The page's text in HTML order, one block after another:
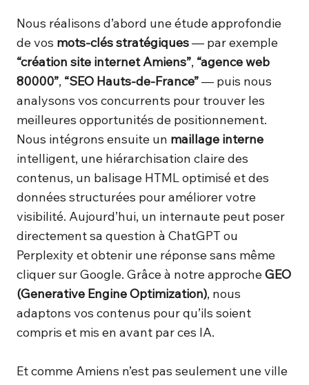
Nous réalisons d’abord une étude approfondie
de vos mots-clés stratégiques— par exemple
“création site internet Amiens”, “agence web
80000”, “SEO Hauts-de-France”— puis nous
analysons vos concurrents pour trouver les
meilleures opportunités de positionnement.
Nous intégrons ensuite un maillage interne
intelligent, une hiérarchisation claire des
contenus, un balisage HTML optimisé et des
données structurées pour améliorer votre
visibilité. Aujourd’hui, un internaute peut poser
directement sa question à ChatGPT ou
Perplexity et obtenir une réponse sans même
cliquer sur Google. Grâce à notre approcheGEO
(Generative Engine Optimization), nous
adaptons vos contenus pour qu’ils soient
compris et mis en avant par ces IA.
Et comme Amiens n’est pas seulement une ville